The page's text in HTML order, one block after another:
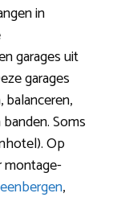
in
garages uit
garages
Soms
Op
montage-
,